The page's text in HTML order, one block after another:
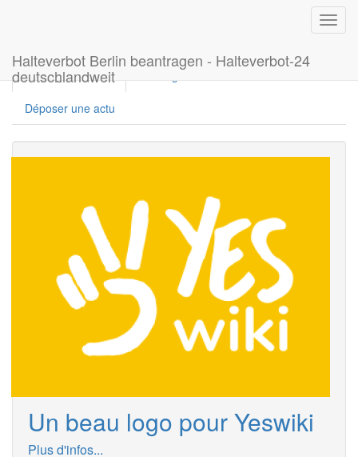
Halteverbot Berlin beantragen - Halteverbot-24
deutschlandweit
Le blog avec Une
Déposer une actu
Un beau logo pour Yeswiki
Plus d'infos...